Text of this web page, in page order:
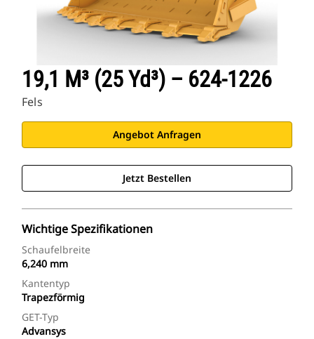
19,1 M³ (25 Yd³) – 624-1226
Fels
Angebot Anfragen
Jetzt Bestellen
Wichtige Spezifikationen
Schaufelbreite
6,240 mm
Kantentyp
Trapezförmig
GET-Typ
Advansys